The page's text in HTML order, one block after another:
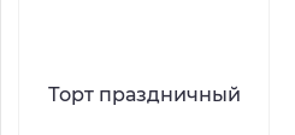
Торт праздничный